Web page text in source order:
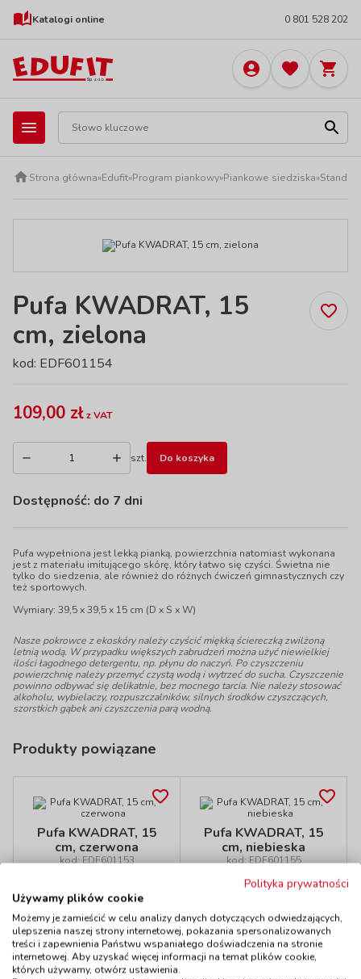
Katalogi online 0 801 528 202
Strona główna»Edufit»Program piankowy»Piankowe siedziska»
Pufa KWADRAT, 15
cm, zielona
kod: EDF601154
109,00 złz VAT
szt. Do koszyka
Dostępność: do 7 dni
Pufa wypełniona jest lekką pianką, powierzchnia natomiast wykonana
jest z materiału imitującego skórę, który łatwo się czyści. Świetna nie
tylko do siedzenia, ale również do różnych ćwiczeń gimnastycznych czy
też sportowych.
Wymiary: 39,5 x 39,5 x 15 cm (D x S x W)
Nasze pokrowce z ekoskóry należy czyścić miękką ściereczką zwilżoną
letnią wodą. W przypadku większych zabrudzeń można użyć niewielkiej
ilości łagodnego detergentu, np. płynu do naczyń. Po czyszczeniu
powierzchnię należy przemyć czystą wodą i wytrzeć do sucha. Czyszczenie
powinno odbywać się delikatnie, bez mocnego tarcia. Nie należy stosować
alkoholu, wybielaczy, rozpuszczalników, silnych środków czyszczących,
szorstkich gąbek ani czyszczenia parą wodną.
Produkty powiązane
Pufa KWADRAT, 15
cm, czerwona
kod: EDF601153
109,00 zł z VAT
Do koszyka
Pufa KWADRAT, 15
cm, niebieska
kod: EDF601155
Dostępność
Do koszyka
Polityka prywatności
Używamy plików cookie
Możemy je zamieścić w celu analizy danych dotyczących odwiedzających,
ulepszenia naszej strony internetowej, pokazania spersonalizowanych
treści i zapewnienia Państwu wspaniałego doświadczenia na stronie
internetowej. Aby uzyskać więcej informacji na temat plików cookie,
których używamy, otwórz ustawienia.